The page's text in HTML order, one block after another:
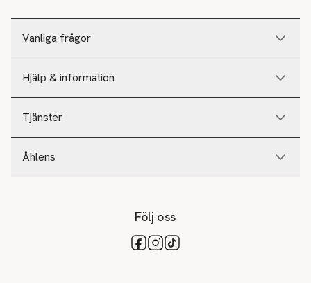
Vanliga frågor
Hjälp & information
Tjänster
Åhlens
Följ oss